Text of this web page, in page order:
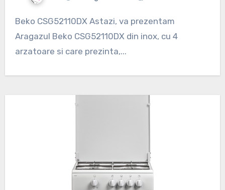
Beko CSG52110DX Astazi, va prezentam
Aragazul Beko CSG52110DX din inox, cu 4
arzatoare si care prezinta,...